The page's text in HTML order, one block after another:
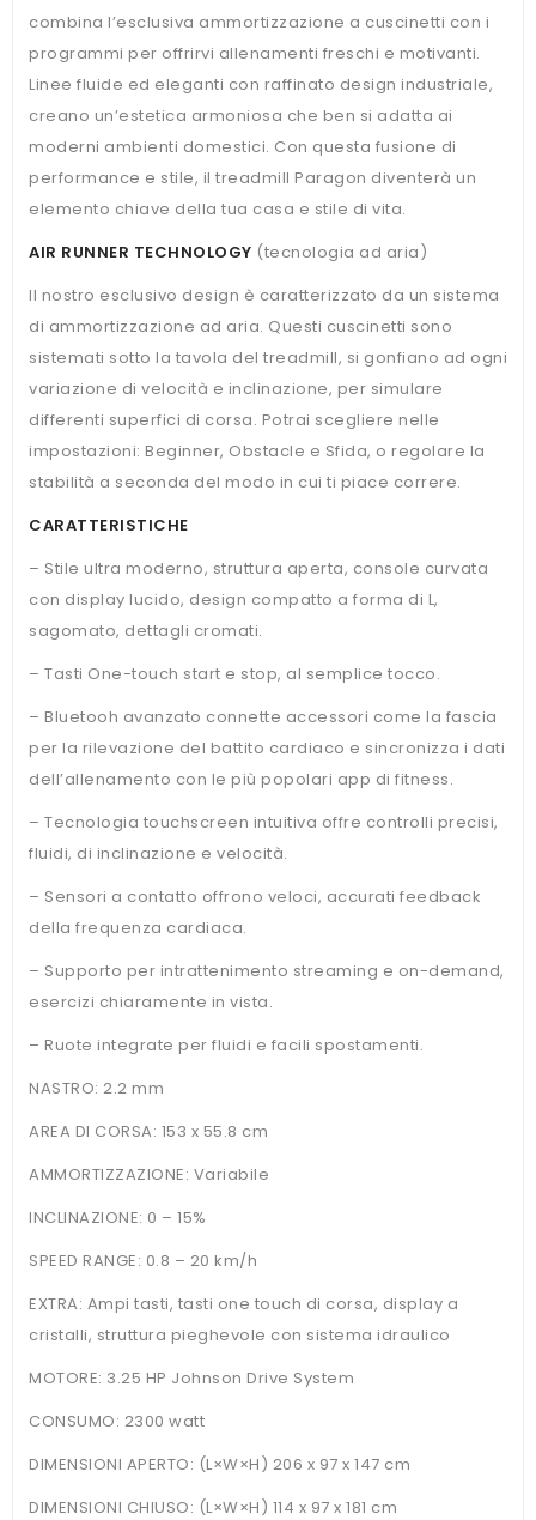
combina l’esclusiva ammortizzazione a cuscinetti con i
programmi per offrirvi allenamenti freschi e motivanti.
Linee fluide ed eleganti con raffinato design industriale,
creano un’estetica armoniosa che ben si adatta ai
moderni ambienti domestici. Con questa fusione di
performance e stile, il treadmill Paragon diventerà un
elemento chiave della tua casa e stile di vita.
AIR RUNNER TECHNOLOGY (tecnologia ad aria)
Il nostro esclusivo design è caratterizzato da un sistema
di ammortizzazione ad aria. Questi cuscinetti sono
sistemati sotto la tavola del treadmill, si gonfiano ad ogni
variazione di velocità e inclinazione, per simulare
differenti superfici di corsa. Potrai scegliere nelle
impostazioni: Beginner, Obstacle e Sfida, o regolare la
stabilità a seconda del modo in cui ti piace correre.
CARATTERISTICHE
– Stile ultra moderno, struttura aperta, console curvata
con display lucido, design compatto a forma di L,
sagomato, dettagli cromati.
– Tasti One-touch start e stop, al semplice tocco.
– Bluetooh avanzato connette accessori come la fascia
per la rilevazione del battito cardiaco e sincronizza i dati
dell’allenamento con le più popolari app di fitness.
– Tecnologia touchscreen intuitiva offre controlli precisi,
fluidi, di inclinazione e velocità.
– Sensori a contatto offrono veloci, accurati feedback
della frequenza cardiaca.
– Supporto per intrattenimento streaming e on-demand,
esercizi chiaramente in vista.
– Ruote integrate per fluidi e facili spostamenti.
NASTRO: 2.2 mm
AREA DI CORSA: 153 x 55.8 cm
AMMORTIZZAZIONE: Variabile
INCLINAZIONE: 0 – 15%
SPEED RANGE: 0.8 – 20 km/h
EXTRA: Ampi tasti, tasti one touch di corsa, display a
cristalli, struttura pieghevole con sistema idraulico
MOTORE: 3.25 HP Johnson Drive System
CONSUMO: 2300 watt
DIMENSIONI APERTO: (L×W×H) 206 x 97 x 147 cm
DIMENSIONI CHIUSO: (L×W×H) 114 x 97 x 181 cm